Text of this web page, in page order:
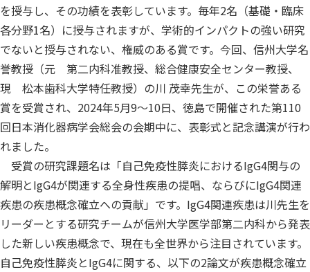
を授与し、その功績を表彰しています。毎年2名（基礎・臨床
各分野1名）に授与されますが、学術的インパクトの強い研究
でないと授与されない、権威のある賞です。今回、信州大学名
誉教授（元 第二内科准教授、総合健康安全センター教授、
現 松本歯科大学特任教授）の川 茂幸先生が、この栄誉ある
賞を受賞され、2024年5月9～10日、徳島で開催された第110
回日本消化器病学会総会の会期中に、表彰式と記念講演が行わ
れました。
受賞の研究課題名は「自己免疫性膵炎におけるIgG4関与の
解明とIgG4が関連する全身性疾患の提唱、ならびにIgG4関連
疾患の疾患概念確立への貢献」です。IgG4関連疾患は川先生を
リーダーとする研究チームが信州大学医学部第二内科から発表
した新しい疾患概念で、現在も全世界から注目されています。
自己免疫性膵炎とIgG4に関する、以下の2論文が疾患概念確立